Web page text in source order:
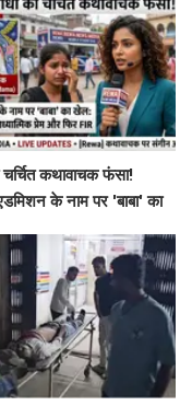
चर्चित कथावाचक फंसा!
के नाम पर 'बाबा' का